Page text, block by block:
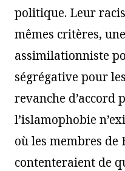
politique. Leur
mêmes critères,
assimilationniste
ségrégative pour
revanche d’accord
l’islamophobie
où les membres de
contenteraient de